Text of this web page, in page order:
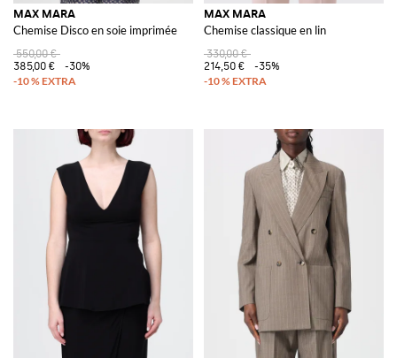
MAX MARA
Chemise Disco en soie imprimée
550,00 €
385,00 €
-30%
MAX MARA
Chemise classique en lin
330,00 €
214,50 €
-35%